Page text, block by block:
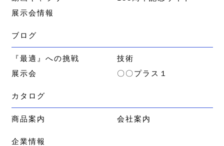
展示会情報
ブログ
『最適』への挑戦
技術
展示会
〇〇プラス１
カタログ
商品案内 会社案内
企業情報